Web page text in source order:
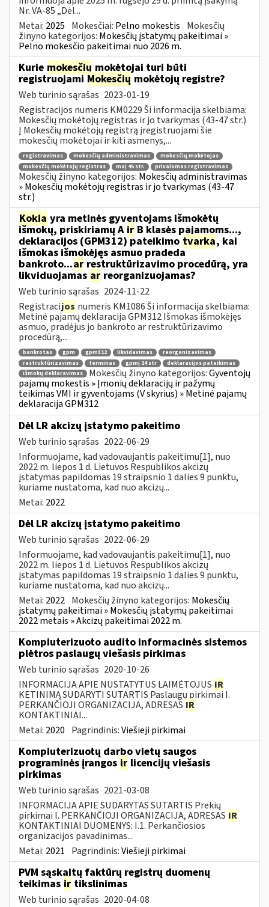
Nr. VA-85 „Dėl...
Metai: 2025 Mokesčiai: Pelno mokestis Mokesčių
žinyno kategorijos: Mokesčių įstatymų pakeitimai »
Pelno mokesčio pakeitimai nuo 2026 m.
Kurie mokesčių mokėtojai turi būti
registruojamiMokesčių mokėtojų registre?
Web turinio sąrašas 2023-01-19
Registracijos numeris KM0229 Ši informacija skelbiama:
Mokesčių mokėtojų registras ir jo tvarkymas (43-47 str.)
Į Mokesčių mokėtojų registrą įregistruojami šie
mokesčių mokėtojai ir kiti asmenys,...
registravimas mokesčių administravimas
mokesčių mokėtojas
mokesčių mokėtojų registras
maį 45 str. privalomas registravimas
Mokesčių žinyno kategorijos: Mokesčių administravimas
» Mokesčių mokėtojų registras ir jo tvarkymas (43-47
str.)
Kokia yra metinės gyventojams išmokėtų
išmokų, priskiriamų A ir B klasės pajamoms...,
deklaracijos (GPM312) pateikimo tvarka, kai
išmokas išmokėjęs asmuo pradeda
bankroto...ar restruktūrizavimo procedūrą, yra
likviduojamas ar reorganizuojamas?
Web turinio sąrašas 2024-11-22
Registracijos numeris KM1086 Ši informacija skelbiama:
Metinė pajamų deklaracija GPM312 Išmokas išmokėjęs
asmuo, pradėjus jo bankroto ar restruktūrizavimo
procedūrą,...
bankrotas gpm gpm312 likvidavimas
reorganizavimas
restruktūrizavimas
terminas gpmį 24 str
deklaracijos pateikimas
išmokų deklaravimas
Mokesčių žinyno kategorijos:Gyventojų
pajamų mokestis » Įmonių deklaracijų ir pažymų
teikimas VMI ir gyventojams (V skyrius) » Metinė pajamų
deklaracija GPM312
Dėl LR akcizų įstatymo pakeitimo
Web turinio sąrašas 2022-06-29
Informuojame, kad vadovaujantis pakeitimu[1], nuo
2022 m. liepos 1 d. Lietuvos Respublikos akcizų
įstatymas papildomas 19 straipsnio 1 dalies 9 punktu,
kuriame nustatoma, kad nuo akcizų...
Metai: 2022
Dėl LR akcizų įstatymo pakeitimo
Web turinio sąrašas 2022-06-29
Informuojame, kad vadovaujantis pakeitimu[1], nuo
2022 m. liepos 1 d. Lietuvos Respublikos akcizų
įstatymas papildomas 19 straipsnio 1 dalies 9 punktu,
kuriame nustatoma, kad nuo akcizų...
Metai: 2022 Mokesčių žinyno kategorijos: Mokesčių
įstatymų pakeitimai » Mokesčių įstatymų pakeitimai
2022 metais » Akcizų pakeitimai 2022 m.
Kompiuterizuoto audito informacinės sistemos
plėtros paslaugų viešasis pirkimas
Web turinio sąrašas 2020-10-26
INFORMACIJA APIE NUSTATYTUS LAIMĖTOJUS IR
KETINIMĄ SUDARYTI SUTARTIS Paslaugų pirkimai I.
PERKANČIOJI ORGANIZACIJA, ADRESAS IR
KONTAKTINIAI...
Metai: 2020 Pagrindinis:Viešieji pirkimai
Kompiuterizuotų darbo vietų saugos
programinės įrangos ir licencijų viešasis
pirkimas
Web turinio sąrašas 2021-03-08
INFORMACIJA APIE SUDARYTAS SUTARTIS Prekių
pirkimai I. PERKANČIOJI ORGANIZACIJA, ADRESAS IR
KONTAKTINIAI DUOMENYS: I.1. Perkančiosios
organizacijos pavadinimas...
Metai: 2021 Pagrindinis:Viešieji pirkimai
PVM sąskaitų faktūrų registrų duomenų
teikimas ir tikslinimas
Web turinio sąrašas 2020-04-08